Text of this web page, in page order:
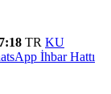
TR KU
İhbar Hattı